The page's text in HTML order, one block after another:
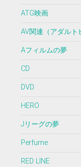
ATG映画
AV関連（アダルト
Aフィルムの夢
CD
DVD
HERO
Jリーグの夢
Perfume
RED LINE